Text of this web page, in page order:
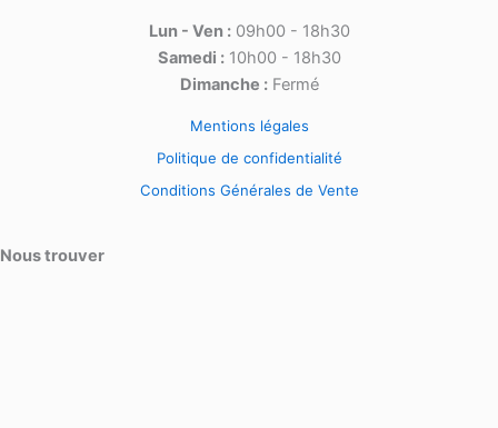
Lun - Ven :09h00 - 18h30
Samedi :10h00 - 18h30
Dimanche :Fermé
Mentions légales
Politique de confidentialité
Conditions Générales de Vente
Nous trouver